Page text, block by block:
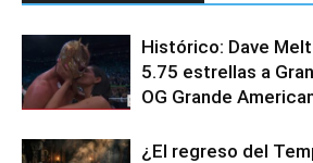
Histórico: Dave
5.75 estrellas a
OG Grande
¿El regreso del